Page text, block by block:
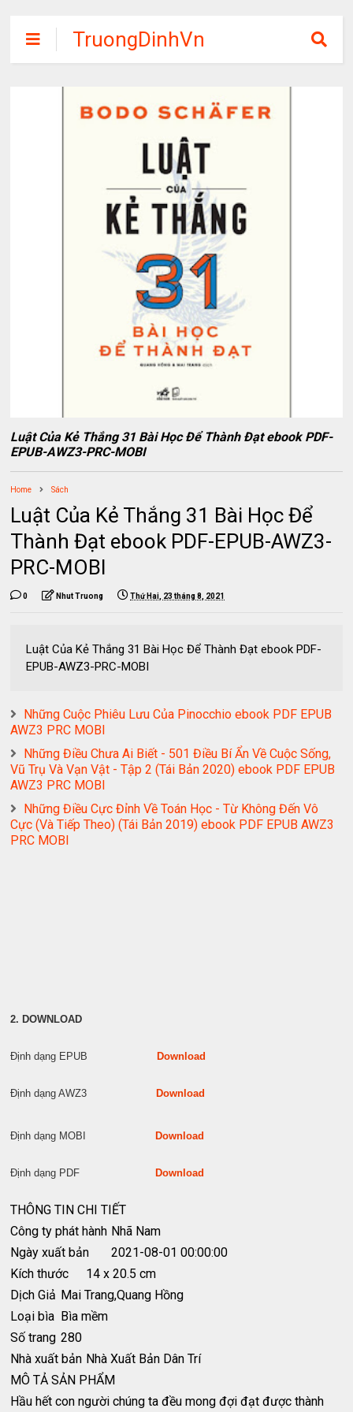
TruongDinhVn
Chia sẽ ebook,
phần mềm học
tập miễn phí
Luật Của Kẻ Thắng 31 Bài Học Để Thành Đạt ebook PDF-
EPUB-AWZ3-PRC-MOBI
Home Sách
Luật Của Kẻ Thắng 31 Bài Học Để
Thành Đạt ebook PDF-EPUB-AWZ3-
PRC-MOBI
0 Nhut Truong Thứ Hai, 23 tháng 8, 2021
Luật Của Kẻ Thắng 31 Bài Học Để Thành Đạt ebook PDF-
EPUB-AWZ3-PRC-MOBI
Những Cuộc Phiêu Lưu Của Pinocchio ebook PDF EPUB
AWZ3 PRC MOBI
Những Điều Chưa Ai Biết - 501 Điều Bí Ẩn Về Cuộc Sống,
Vũ Trụ Và Vạn Vật - Tập 2 (Tái Bản 2020) ebook PDF EPUB
AWZ3 PRC MOBI
Những Điều Cực Đỉnh Về Toán Học - Từ Không Đến Vô
Cực (Và Tiếp Theo) (Tái Bản 2019) ebook PDF EPUB AWZ3
PRC MOBI
2. DOWNLOAD
Định dạng EPUB Download
Định dạng AWZ3 Download
Định dạng MOBI Download
Định dạng PDF Download
THÔNG TIN CHI TIẾT
Công ty phát hành Nhã Nam
Ngày xuất bản
2021-08-01 00:00:00
Kích thước
14 x 20.5 cm
Dịch Giả Mai Trang,Quang Hồng
Loại bìa Bìa mềm
Số trang 280
Nhà xuất bản Nhà Xuất Bản Dân Trí
MÔ TẢ SẢN PHẨM
Hầu hết con người chúng ta đều mong đợi đạt được thành